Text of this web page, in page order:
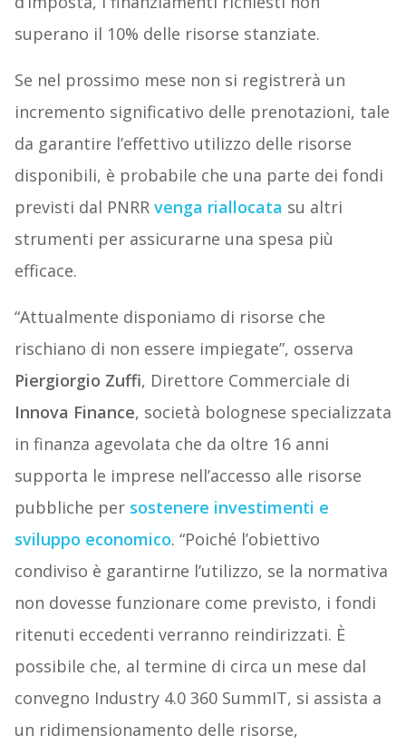
superano il 10% delle risorse stanziate.
Se nel prossimo mese non si registrerà un
incremento significativo delle prenotazioni, tale
da garantire l’effettivo utilizzo delle risorse
disponibili, è probabile che una parte dei fondi
previsti dal PNRR venga riallocata su altri
strumenti per assicurarne una spesa più
efficace.
“Attualmente disponiamo di risorse che
rischiano di non essere impiegate”, osserva
Piergiorgio Zuffi, Direttore Commerciale di
Innova Finance, società bolognese specializzata
in finanza agevolata che da oltre 16 anni
supporta le imprese nell’accesso alle risorse
pubbliche per sostenere investimenti e
sviluppo economico. “Poiché l’obiettivo
condiviso è garantirne l’utilizzo, se la normativa
non dovesse funzionare come previsto, i fondi
ritenuti eccedenti verranno reindirizzati. È
possibile che, al termine di circa un mese dal
convegno Industry 4.0 360 SummIT, si assista a
un ridimensionamento delle risorse,